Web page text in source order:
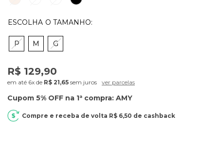
P M G
R$ 129,90
6x de R$ 21,65 sem juros ver parcelas
R$ 6,50 de cashback